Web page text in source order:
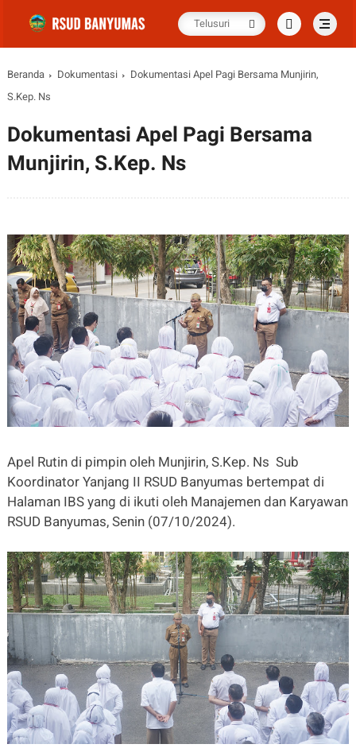
Beranda Dokumentasi
Dokumentasi Apel Pagi Bersama Munjirin,
S.Kep. Ns
Dokumentasi Apel Pagi Bersama
Munjirin, S.Kep. Ns
Apel Rutin di pimpin oleh Munjirin, S.Kep. Ns Sub
Koordinator Yanjang II RSUD Banyumas bertempat di
Halaman IBS yang di ikuti oleh Manajemen dan Karyawan
RSUD Banyumas, Senin (07/10/2024).